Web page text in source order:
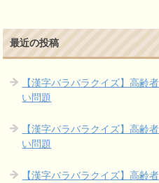
最近の投稿
【漢字バラバラクイズ】高齢
い問題
【漢字バラバラクイズ】高齢
い問題
【漢字バラバラクイズ】高齢